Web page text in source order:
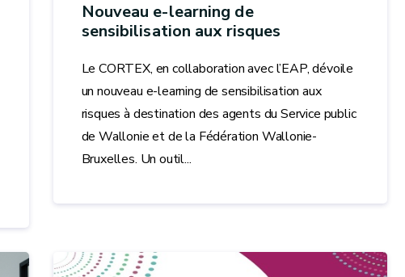
Nouveau e-learning de
sensibilisation aux risques
Le CORTEX, en collaboration avec l’EAP, dévoile
un nouveau e-learning de sensibilisation aux
risques à destination des agents du Service public
de Wallonie et de la Fédération Wallonie-
Bruxelles. Un outil...